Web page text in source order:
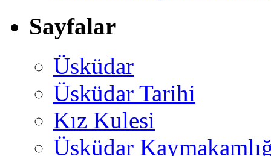
Sayfalar
Üsküdar
Üsküdar Tarihi
Kız Kulesi
Üsküdar